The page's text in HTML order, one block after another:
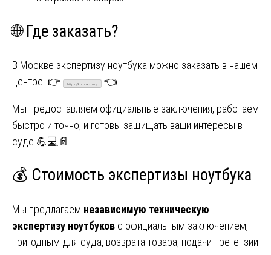
🌐 Где заказать?
В Москве экспертизу ноутбука можно заказать в нашем
центре: 👉
https://kompexp.ru/ 👈
Мы предоставляем официальные заключения, работаем
быстро и точно, и готовы защищать ваши интересы в
суде 💪💻📄
💰 Стоимость экспертизы ноутбука
Мы предлагаем независимую техническую
экспертизу ноутбуков с официальным заключением,
пригодным для суда, возврата товара, подачи претензии